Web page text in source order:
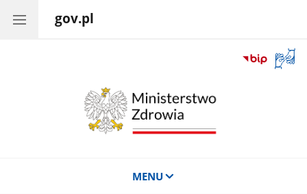
gov.pl
okno
MENU